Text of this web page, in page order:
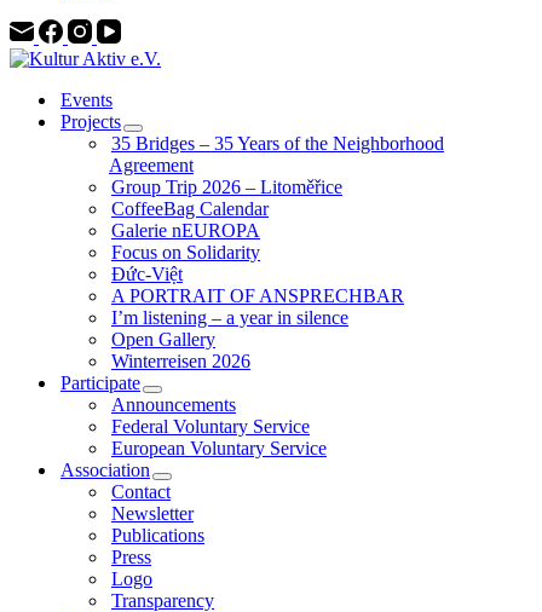
Events
Projects
35 Bridges – 35 Years of the Neighborhood
Agreement
Group Trip 2026 – Litoměřice
CoffeeBag Calendar
Galerie nEUROPA
Focus on Solidarity
Đức-Việt
A PORTRAIT OF ANSPRECHBAR
I’m listening – a year in silence
Open Gallery
Winterreisen 2026
Participate
Announcements
Federal Voluntary Service
European Voluntary Service
Association
Contact
Newsletter
Publications
Press
Logo
Transparency